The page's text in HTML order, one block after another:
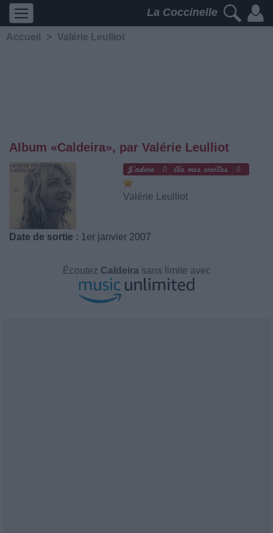
La Coccinelle
Accueil > Valérie Leulliot
Album «Caldeira», par Valérie Leulliot
0 0
Valérie Leulliot
Date de sortie : 1er janvier 2007
Écoutez Caldeira sans limite avec